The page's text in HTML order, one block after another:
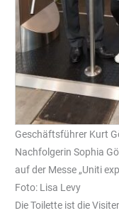
Geschäftsführer Kurt
Nachfolgerin Sophia
auf der Messe „Uniti
Foto: Lisa Levy
Die Toilette ist die